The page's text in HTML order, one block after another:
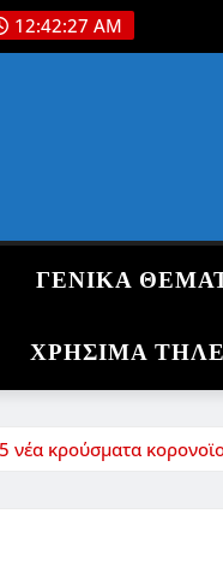
12:42:29 AM
ΓΕΝΙΚΑ
ΧΡΗΣΙΜΑ
νέα κρούσματα